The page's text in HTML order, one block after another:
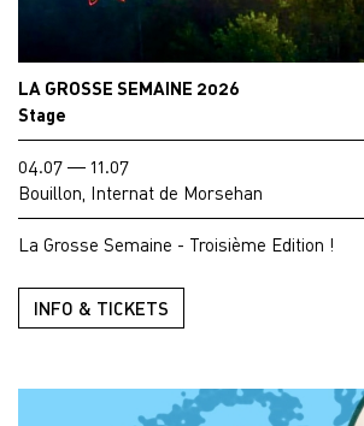
LA GROSSE SEMAINE 2026
Stage
04.07 — 11.07
Bouillon, Internat de Morsehan
La Grosse Semaine - Troisième Edition !
INFO & TICKETS